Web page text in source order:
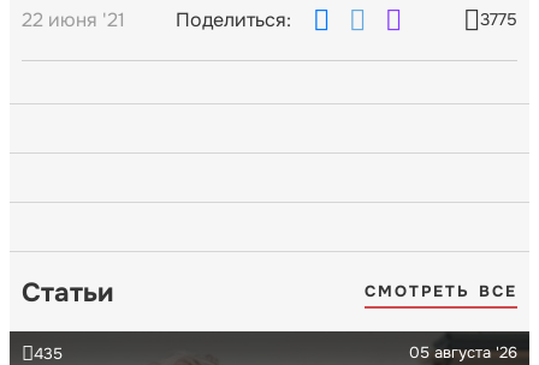
22 июня '21 Поделиться: 3775
Статьи СМОТРЕТЬ ВСЕ
05 августа '26
435